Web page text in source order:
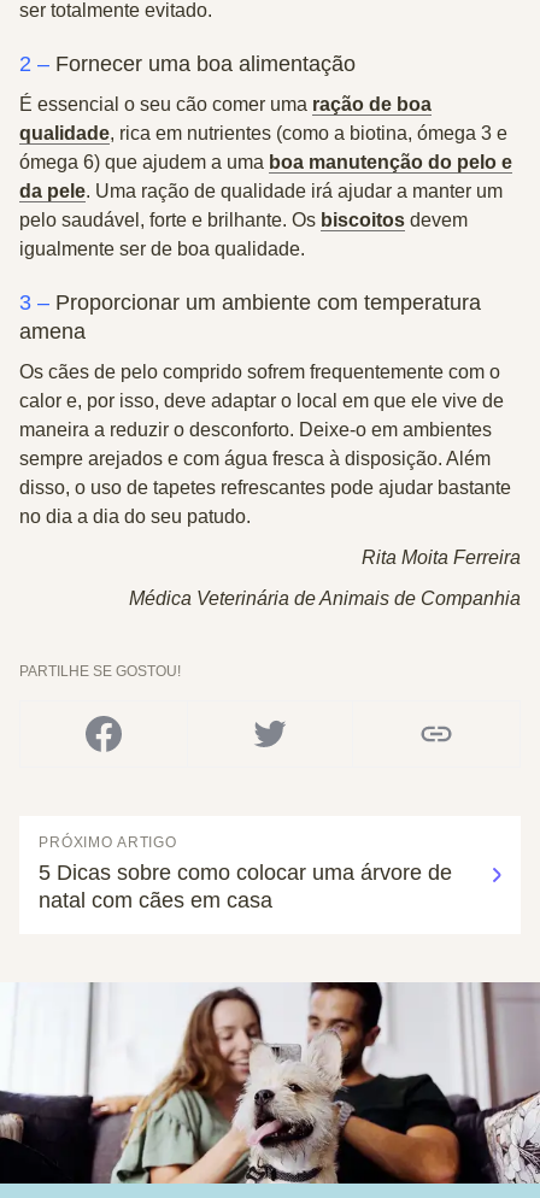
ser totalmente evitado.
2 – Fornecer uma boa alimentação
É essencial o seu cão comer uma ração de boa
qualidade, rica em nutrientes (como a biotina, ómega 3 e
ómega 6) que ajudem a uma boa manutenção do pelo e
da pele. Uma ração de qualidade irá ajudar a manter um
pelo saudável, forte e brilhante. Os biscoitos devem
igualmente ser de boa qualidade.
3 – Proporcionar um ambiente com temperatura
amena
Os cães de pelo comprido sofrem frequentemente com o
calor e, por isso, deve adaptar o local em que ele vive de
maneira a reduzir o desconforto. Deixe-o em ambientes
sempre arejados e com água fresca à disposição. Além
disso, o uso de tapetes refrescantes pode ajudar bastante
no dia a dia do seu patudo.
Rita Moita Ferreira
Médica Veterinária de Animais de Companhia
PARTILHE SE GOSTOU!
PRÓXIMO ARTIGO
5 Dicas sobre como colocar uma árvore de
natal com cães em casa